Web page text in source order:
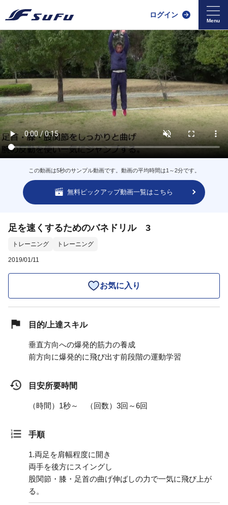
ログイン
この動画は5秒のサンプル動画です。動画の平均時間は1～2分です。
無料ピックアップ動画一覧はこちら
足を速くするためのバネドリル 3
トレーニング トレーニング
2019/01/11
お気に入り
目的/上達スキル
垂直方向への爆発的筋力の養成
前方向に爆発的に飛び出す前段階の運動学習
目安所要時間
（時間）1秒～ （回数）3回～6回
手順
1.両足を肩幅程度に開き
両手を後方にスイングし
股関節・膝・足首の曲げ伸ばしの力で一気に飛び上が
る。